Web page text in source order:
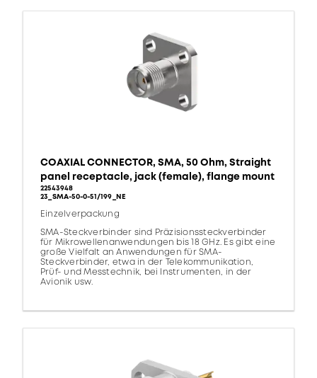
COAXIAL CONNECTOR, SMA, 50 Ohm, Straight
panel receptacle, jack (female), flange mount
22543948
23_SMA-50-0-51/199_NE
Einzelverpackung
SMA-Steckverbinder sind Präzisionssteckverbinder
für Mikrowellenanwendungen bis 18 GHz. Es gibt eine
große Vielfalt an Anwendungen für SMA-
Steckverbinder, etwa in der Telekommunikation,
Prüf- und Messtechnik, bei Instrumenten, in der
Avionik usw.